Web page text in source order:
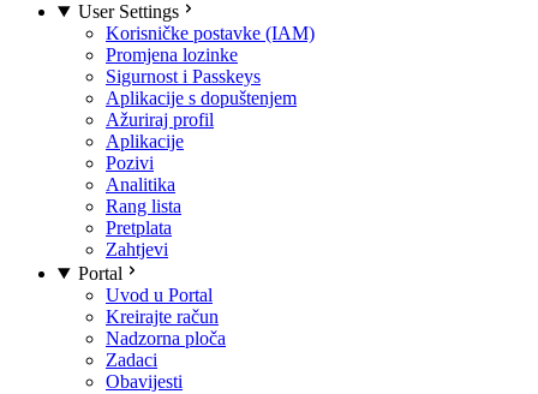
User Settings
Korisničke postavke (IAM)
Promjena lozinke
Sigurnost i Passkeys
Aplikacije s dopuštenjem
Ažuriraj profil
Aplikacije
Pozivi
Analitika
Rang lista
Pretplata
Zahtjevi
Portal
Uvod u Portal
Kreirajte račun
Nadzorna ploča
Zadaci
Obavijesti